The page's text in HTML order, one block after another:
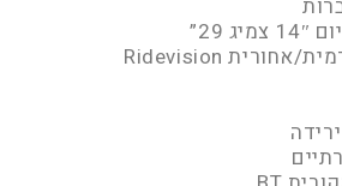
29”